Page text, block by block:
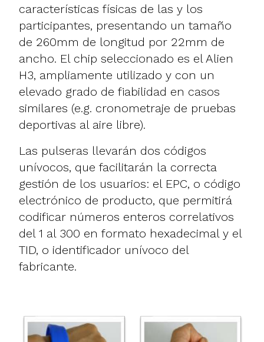
características físicas de las y los
participantes, presentando un tamaño
de 260mm de longitud por 22mm de
ancho. El chip seleccionado es el Alien
H3, ampliamente utilizado y con un
elevado grado de fiabilidad en casos
similares (e.g. cronometraje de pruebas
deportivas al aire libre).
Las pulseras llevarán dos códigos
unívocos, que facilitarán la correcta
gestión de los usuarios: el EPC, o código
electrónico de producto, que permitirá
codificar números enteros correlativos
del 1 al 300 en formato hexadecimal y el
TID, o identificador unívoco del
fabricante.